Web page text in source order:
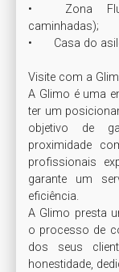
•	Zona Fluvial (Permite passeios de barco,
caminhadas);
•	Casa do asilo.
Visite com a
A Glimo é uma
ter um
objetivo de
proximidade
profissionais
garante um
eficiência.
A Glimo presta
o processo de
dos seus
honestidade,